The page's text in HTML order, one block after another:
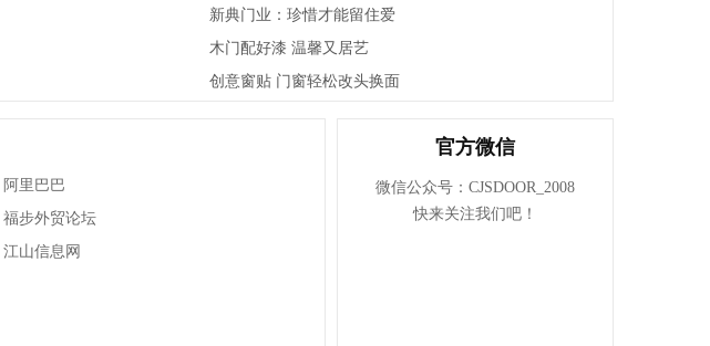
江山欧派门业股份有限公司
江山市全品世纪门业有限公司
江山市佳梦圆装饰材料厂
新典门业：珍惜才能留住爱
木门配好漆 温馨又居艺
创意窗贴 门窗轻松改头换面
阿里巴巴
福步外贸论坛
江山信息网
官方微信
微信公众号：CJSDOOR_2008
快来关注我们吧！